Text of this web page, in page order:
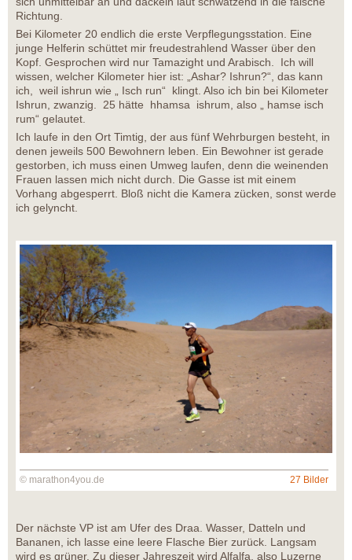
Richtung.
Bei Kilometer 20 endlich die erste Verpflegungsstation. Eine
junge Helferin schüttet mir freudestrahlend Wasser über den
Kopf. Gesprochen wird nur Tamazight und Arabisch. Ich will
wissen, welcher Kilometer hier ist: „Ashar? Ishrun?“, das kann
ich, weil ishrun wie „ Isch run“ klingt. Also ich bin bei Kilometer
Ishrun, zwanzig. 25 hätte hhamsa ishrum, also „ hamse isch
rum“ gelautet.
Ich laufe in den Ort Timtig, der aus fünf Wehrburgen besteht, in
denen jeweils 500 Bewohnern leben. Ein Bewohner ist gerade
gestorben, ich muss einen Umweg laufen, denn die weinenden
Frauen lassen mich nicht durch. Die Gasse ist mit einem
Vorhang abgesperrt. Bloß nicht die Kamera zücken, sonst werde
ich gelyncht.
© marathon4you.de 27 Bilder
Der nächste VP ist am Ufer des Draa. Wasser, Datteln und
Bananen, ich lasse eine leere Flasche Bier zurück. Langsam
wird es grüner. Zu dieser Jahreszeit wird Alfalfa, also Luzerne